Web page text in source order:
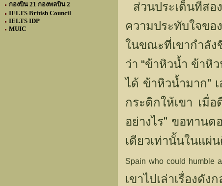
กองบิน 21 กองพลบิน 2
IELTS British Council
IELTS IDP
MUIC
ส่วนประเด็นที่ส
ความประทับใจขอ
ในขณะที่เขากำลัง
ว่า “ข้าหิวน้ำ ข้าหิ
ได้ ข้าหิวน้ำมาก”
กระติกให้เขา เมื่
อย่างไร” ขอทานต
เดียวเท่านั้นในแผ่
Spain who could humble
เขาไปเล่าเรื่องดั